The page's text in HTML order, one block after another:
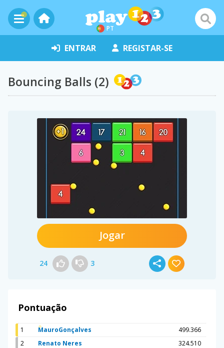
PT
ENTRAR REGISTAR-SE
Bouncing Balls (2)
Jogar
24 3
Pontuação
1 MauroGonçalves
499.366
2
Renato Neres
324.510